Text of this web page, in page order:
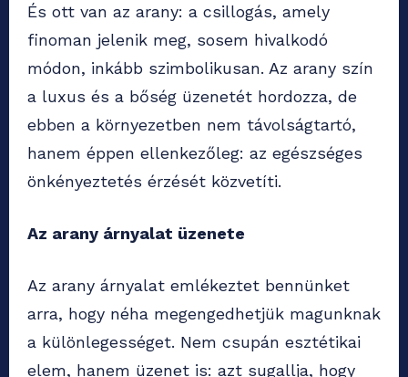
És ott van az arany: a csillogás, amely
finoman jelenik meg, sosem hivalkodó
módon, inkább szimbolikusan. Az arany szín
a luxus és a bőség üzenetét hordozza, de
ebben a környezetben nem távolságtartó,
hanem éppen ellenkezőleg: az egészséges
önkényeztetés érzését közvetíti.
Az arany árnyalat üzenete
Az arany árnyalat emlékeztet bennünket
arra, hogy néha megengedhetjük magunknak
a különlegességet. Nem csupán esztétikai
elem, hanem üzenet is: azt sugallja, hogy